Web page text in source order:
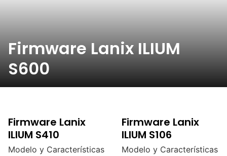
Firmware Lanix ILIUM
S600
Firmware Lanix
ILIUM S410
Modelo y Características
Firmware Lanix
ILIUM S106
Modelo y Características